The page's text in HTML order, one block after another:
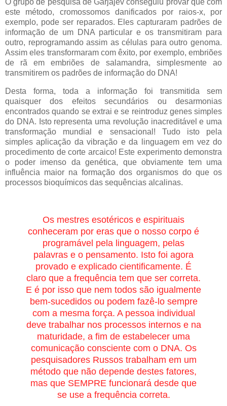
O grupo de pesquisa de Garjajev conseguiu provar que com
este método, cromossomos danificados por raios-x, por
exemplo, pode ser reparados. Eles capturaram padrões de
informação de um DNA particular e os transmitiram para
outro, reprogramando assim as células para outro genoma.
Assim eles transformaram com êxito, por exemplo, embriões
de rã em embriões de salamandra, simplesmente ao
transmitirem os padrões de informação do DNA!
Desta forma, toda a informação foi transmitida sem
quaisquer dos efeitos secundários ou desarmonias
encontrados quando se extrai e se reintroduz genes simples
do DNA. Isto representa uma revolução inacreditável e uma
transformação mundial e sensacional! Tudo isto pela
simples aplicação da vibração e da linguagem em vez do
procedimento de corte arcaico! Este experimento demonstra
o poder imenso da genética, que obviamente tem uma
influência maior na formação dos organismos do que os
processos bioquímicos das sequências alcalinas.
Os mestres esotéricos e espirituais
conheceram por eras que o nosso corpo é
programável pela linguagem, pelas
palavras e o pensamento. Isto foi agora
provado e explicado cientificamente. É
claro que a frequência tem que ser correta.
E é por isso que nem todos são igualmente
bem-sucedidos ou podem fazê-lo sempre
com a mesma força. A pessoa individual
deve trabalhar nos processos internos e na
maturidade, a fim de estabelecer uma
comunicação consciente com o DNA. Os
pesquisadores Russos trabalham em um
método que não depende destes fatores,
mas que SEMPRE funcionará desde que
se use a frequência correta.